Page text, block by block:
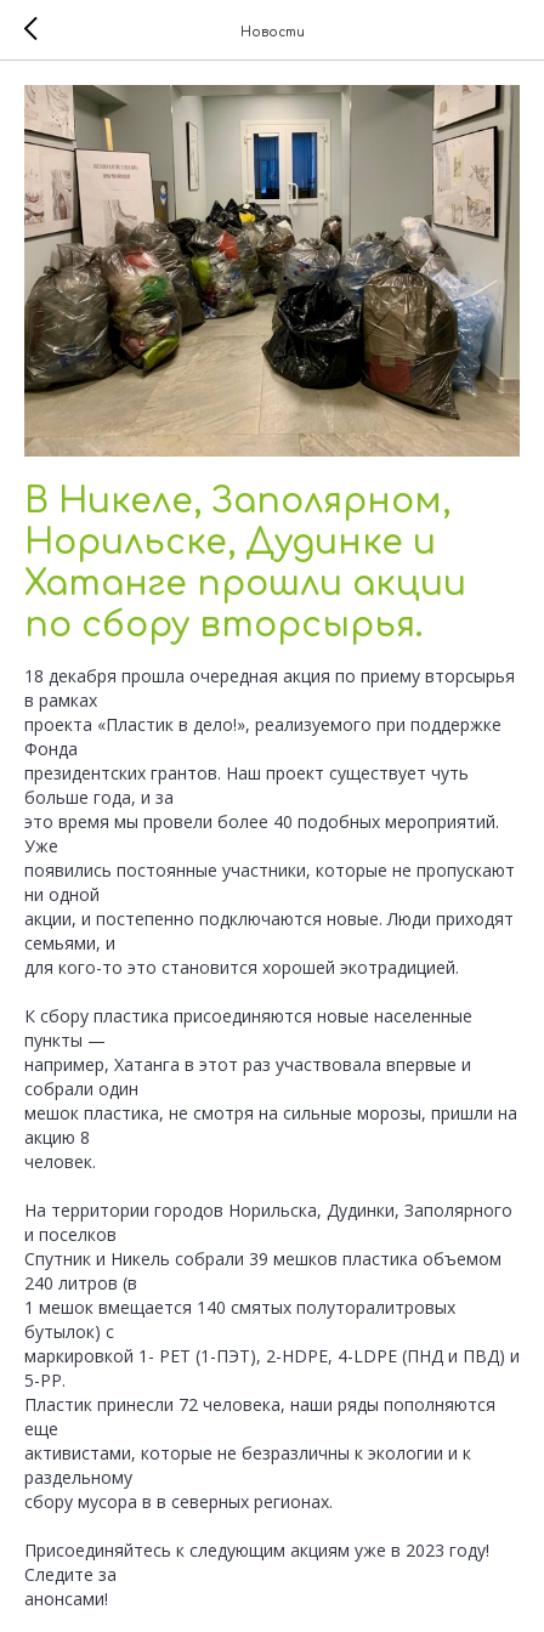
Новости
В Никеле, Заполярном,
Норильске, Дудинке и
Хатанге прошли акции
по сбору вторсырья.
18 декабря прошла очередная акция по приему вторсырья
в рамках
проекта «Пластик в дело!», реализуемого при поддержке
Фонда
президентских грантов. Наш проект существует чуть
больше года, и за
это время мы провели более 40 подобных мероприятий.
Уже
появились постоянные участники, которые не пропускают
ни одной
акции, и постепенно подключаются новые. Люди приходят
семьями, и
для кого-то это становится хорошей экотрадицией.
К сбору пластика присоединяются новые населенные
пункты —
например, Хатанга в этот раз участвовала впервые и
собрали один
мешок пластика, не смотря на сильные морозы, пришли на
акцию 8
человек.
На территории городов Норильска, Дудинки, Заполярного
и поселков
Спутник и Никель собрали 39 мешков пластика объемом
240 литров (в
1 мешок вмещается 140 смятых полуторалитровых
бутылок) с
маркировкой 1- PET (1-ПЭТ), 2-HDPE, 4-LDPE (ПНД и ПВД) и
5-PP.
Пластик принесли 72 человека, наши ряды пополняются
еще
активистами, которые не безразличны к экологии и к
раздельному
сбору мусора в в северных регионах.
Присоединяйтесь к следующим акциям уже в 2023 году!
Следите за
анонсами!